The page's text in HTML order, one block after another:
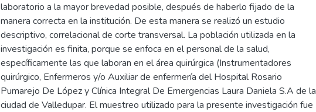
laboratorio a la mayor brevedad posible, después de haberlo fijado de la
manera correcta en la institución. De esta manera se realizó un estudio
descriptivo, correlacional de corte transversal. La población utilizada en la
investigación es finita, porque se enfoca en el personal de la salud,
específicamente las que laboran en el área quirúrgica (Instrumentadores
quirúrgico, Enfermeros y/o Auxiliar de enfermería del Hospital Rosario
Pumarejo De López y Clínica Integral De Emergencias Laura Daniela S.A de la
ciudad de Valledupar. El muestreo utilizado para la presente investigación fue